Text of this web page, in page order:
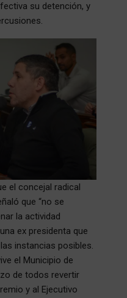
su detención, y
el concejal radical
que “no se
la actividad
ex presidenta que
instancias posibles.
el Municipio de
de todos revertir
y al Ejecutivo